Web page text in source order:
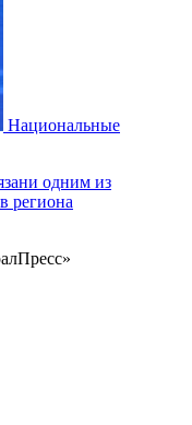
Национальные
одним из
региона